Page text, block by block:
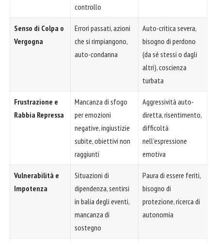
controllo
Senso di Colpa o
Vergogna
Errori passati, azioni
che si rimpiangono,
auto-condanna
Auto-critica severa,
bisogno di perdono
(da sé stessi o dagli
altri), coscienza
turbata
Frustrazione e
Rabbia Repressa
Mancanza di sfogo
per emozioni
negative, ingiustizie
subite, obiettivi non
raggiunti
Aggressività auto-
diretta, risentimento,
difficoltà
nell'espressione
emotiva
Vulnerabilità e
Impotenza
Situazioni di
dipendenza, sentirsi
in balia degli eventi,
mancanza di
sostegno
Paura di essere feriti,
bisogno di
protezione, ricerca di
autonomia